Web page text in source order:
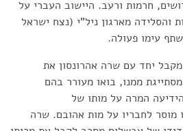
חרמות ורעב. היישוב העברי על
והסלידה מארגון ניל"י (נצח ישראל
עימו פעולה.
יחד עם שרה אהרונסון את
ממנו, בואו מעורר בהם
המרה על מותו של
מוסר לחבריו על מות אהובם. שרה